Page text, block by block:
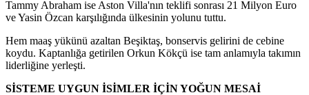
Tammy Abraham ise Aston Villa'nın teklifi sonrası 21 Milyon Euro
ve Yasin Özcan karşılığında ülkesinin yolunu tuttu.
Hem maaş yükünü azaltan Beşiktaş, bonservis gelirini de cebine
koydu. Kaptanlığa getirilen Orkun Kökçü ise tam anlamıyla takımın
liderliğine yerleşti.
SİSTEME UYGUN İSİMLER İÇİN YOĞUN MESAİ